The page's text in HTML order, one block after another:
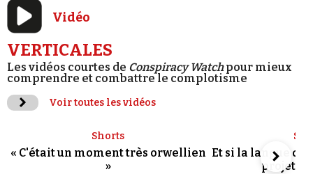
Vidéo
VERTICALES
Les vidéos courtes de Conspiracy Watchpour mieux
comprendre et combattre le complotisme
Voir toutes les vidéos
Shorts
« C'était un moment très orwellien
»
Et si la langue de
projet